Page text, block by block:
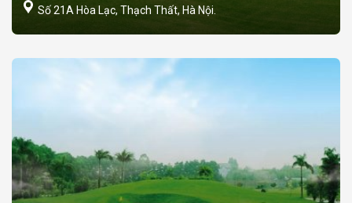
Số 21A Hòa Lạc, Thạch Thất, Hà Nội.